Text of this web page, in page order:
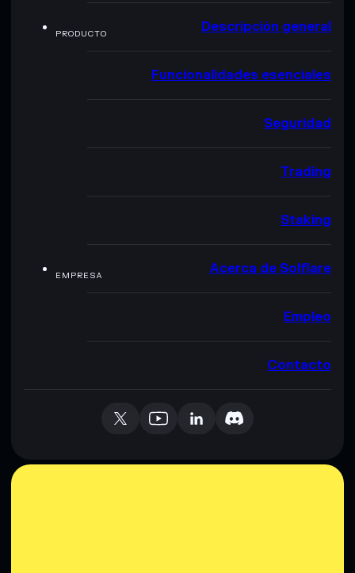
PRODUCTO Descripción general
Funcionalidades esenciales
Seguridad
Trading
Staking
EMPRESA Acerca de Solflare
Empleo
Contacto